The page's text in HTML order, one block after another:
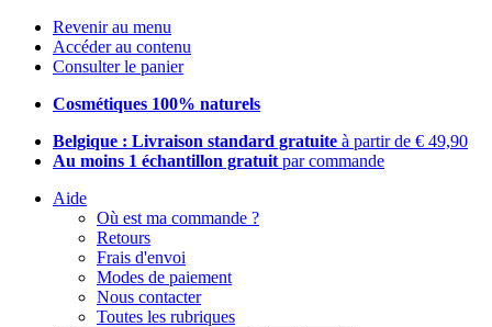
Revenir au menu
Accéder au contenu
Consulter le panier
Cosmétiques 100% naturels
Belgique : Livraison standard gratuite à partir de € 49,90
Au moins 1 échantillon gratuit par commande
Aide
Où est ma commande ?
Retours
Frais d'envoi
Modes de paiement
Nous contacter
Toutes les rubriques